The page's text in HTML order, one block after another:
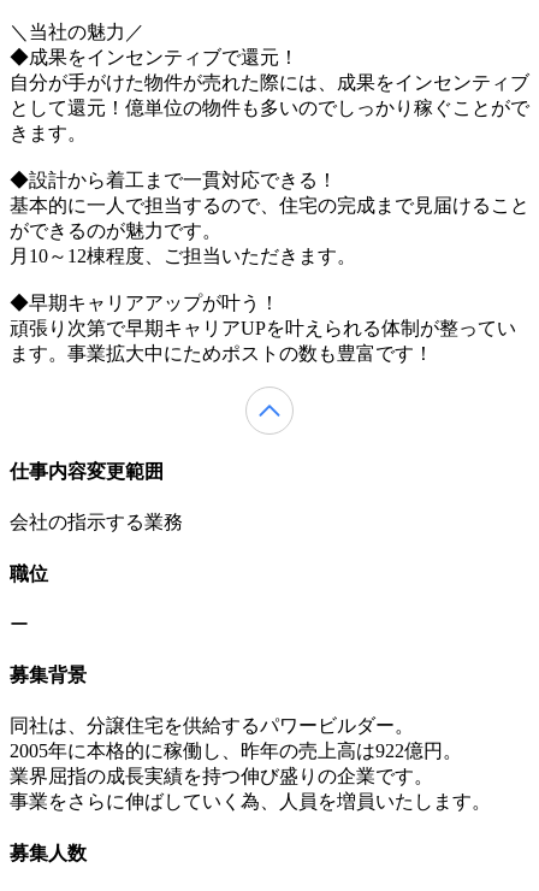
＼当社の魅力／
◆成果をインセンティブで還元！
自分が手がけた物件が売れた際には、成果をインセンティブ
として還元！億単位の物件も多いのでしっかり稼ぐことがで
きます。
◆設計から着工まで一貫対応できる！
基本的に一人で担当するので、住宅の完成まで見届けること
ができるのが魅力です。
月10～12棟程度、ご担当いただきます。
◆早期キャリアアップが叶う！
頑張り次第で早期キャリアUPを叶えられる体制が整ってい
ます。事業拡大中にためポストの数も豊富です！
仕事内容変更範囲
会社の指示する業務
職位
ー
募集背景
同社は、分譲住宅を供給するパワービルダー。
2005年に本格的に稼働し、昨年の売上高は922億円。
業界屈指の成長実績を持つ伸び盛りの企業です。
事業をさらに伸ばしていく為、人員を増員いたします。
募集人数